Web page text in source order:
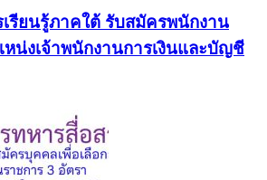
เรียนรู้ภาคใต้ รับสมัครพนักงาน
น่งเจ้าพนักงานการเงินและบัญชี